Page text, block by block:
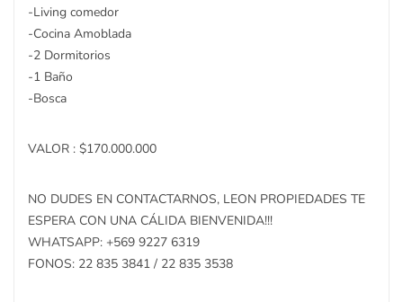
-Living comedor
-Cocina Amoblada
-2 Dormitorios
-1 Baño
-Bosca
VALOR : $170.000.000
NO DUDES EN CONTACTARNOS, LEON PROPIEDADES TE
ESPERA CON UNA CÁLIDA BIENVENIDA!!!
WHATSAPP: +569 9227 6319
FONOS: 22 835 3841 / 22 835 3538